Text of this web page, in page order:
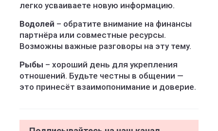
легко усваиваете новую информацию.
Водолей – обратите внимание на финансы
партнёра или совместные ресурсы.
Возможны важные разговоры на эту тему.
Рыбы – хороший день для укрепления
отношений. Будьте честны в общении —
это принесёт взаимопонимание и доверие.